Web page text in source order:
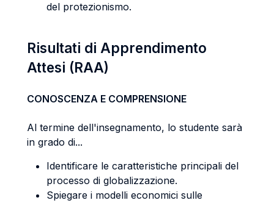
del protezionismo.
Risultati di Apprendimento
Attesi (RAA)
CONOSCENZA E COMPRENSIONE
Al termine dell'insegnamento, lo studente sarà
in grado di...
Identificare le caratteristiche principali del
processo di globalizzazione.
Spiegare i modelli economici sulle